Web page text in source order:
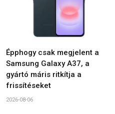
Épphogy csak megjelent a
Samsung Galaxy A37, a
gyártó máris ritkítja a
frissítéseket
2026-08-06